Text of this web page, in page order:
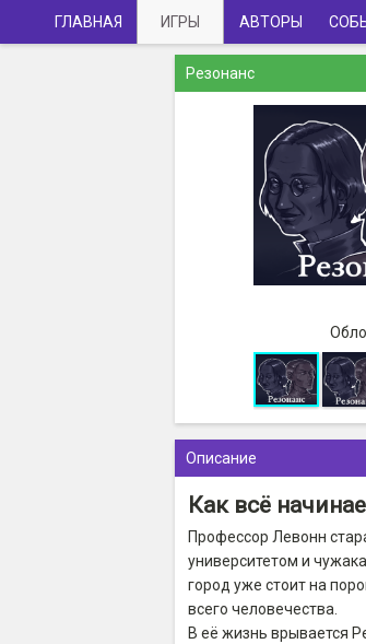
ГЛАВНАЯ ИГРЫ АВТОРЫ
Резонанс
Описание
Как всё
Профессор Левонн
университетом и
город уже стоит на
всего человечества.
В её жизнь врывается